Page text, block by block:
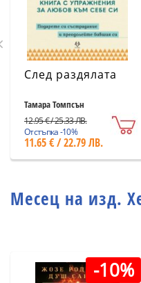
След раздялата
Тамара Томпсън
12.95 € / 25.33 ЛВ.
Отстъпка -10%
11.65 € / 22.79 ЛВ.
Месец на изд.
-10%